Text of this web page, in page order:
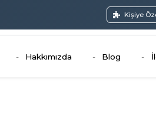
Kişiye
Hakkımızda Blog